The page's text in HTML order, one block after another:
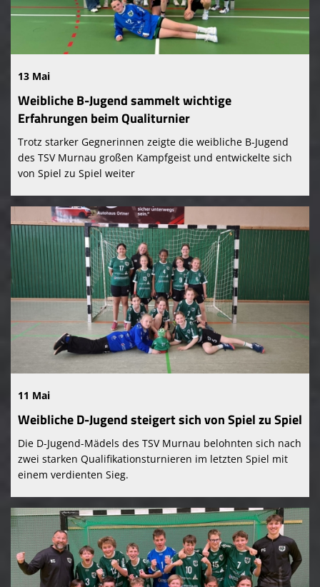
13 Mai
Weibliche B-Jugend sammelt wichtige
Erfahrungen beim Qualiturnier
Trotz starker Gegnerinnen zeigte die weibliche B-Jugend
des TSV Murnau großen Kampfgeist und entwickelte sich
von Spiel zu Spiel weiter
11 Mai
Weibliche D-Jugend steigert sich von Spiel zu Spiel
Die D-Jugend-Mädels des TSV Murnau belohnten sich nach
zwei starken Qualifikationsturnieren im letzten Spiel mit
einem verdienten Sieg.